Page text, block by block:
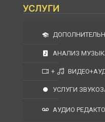
УСЛУГИ
АНАЛИЗ
+
УСЛУГИ
АУДИО